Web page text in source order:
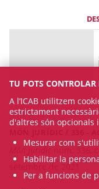
núm. 336,
setembre de 2021
TU POTS
A l’ICAB utilitzem
estrictament
d'altres són opcionals
Mesurar com
Habilitar la
Per a funcions de